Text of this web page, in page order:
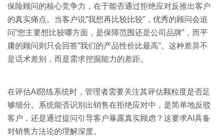
保险顾问的核心竞争力，在于能否通过拒绝应对反推出客户
的真实痛点。当客户说”我想再比较比较”，优秀的顾问会追
问”您主要想比较哪方面，是保障范围还是公司品牌”，而平
庸的顾问则只会回答”我们的产品性价比最高”。这种差异不
是话术差别，而是需求挖掘能力的差距。
在评估AI陪练系统时，管理者需要关注其评估颗粒度是否足
够细分。系统能否识别出销售在拒绝应对中，是简单地反驳
客户，还是通过提问引导客户暴露真实顾虑？这要求AI具备
对销售方法论的理解深度。